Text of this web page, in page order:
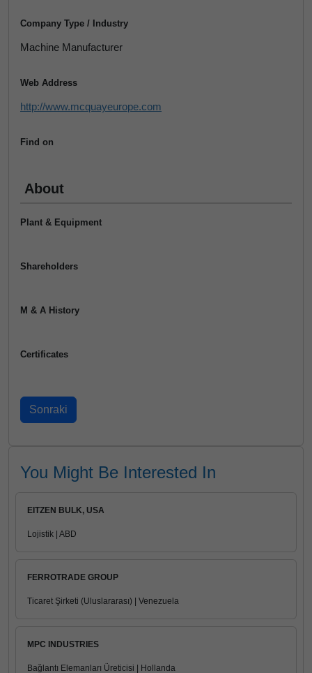
Company Type / Industry
Machine Manufacturer
Web Address
http://www.mcquayeurope.com
Find on
About
Plant & Equipment
Shareholders
M & A History
Certificates
You Might Be Interested In
EITZEN BULK, USA
Lojistik | ABD
FERROTRADE GROUP
Ticaret Şirketi (Uluslararası) | Venezuela
MPC INDUSTRIES
Bağlantı Elemanları Üreticisi | Hollanda